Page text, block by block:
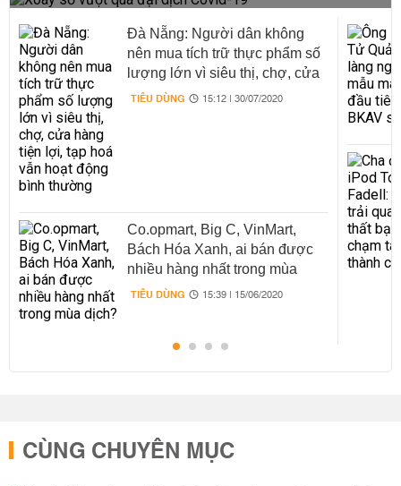
Đà Nẵng: Người dân không
nên mua tích trữ thực phẩm số
lượng lớn vì siêu thị, chợ, cửa
hàng tiện lợi, tạp hoá vẫn hoạt
TIÊU DÙNG 15:12 | 30/07/2020
Co.opmart, Big C, VinMart,
Bách Hóa Xanh, ai bán được
nhiều hàng nhất trong mùa
dịch?
TIÊU DÙNG 15:39 | 15/06/2020
CÙNG CHUYÊN MỤC